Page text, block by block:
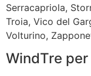
Serracapriola,
Troia, Vico del
Volturino,
WindTre